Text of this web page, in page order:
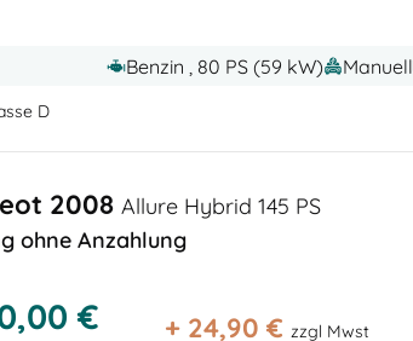
Benzin , 80 PS (59 kW) Manuell
D
2008 Allure Hybrid 145 PS
ohne Anzahlung
€ + 24,90 € zzgl Mwst